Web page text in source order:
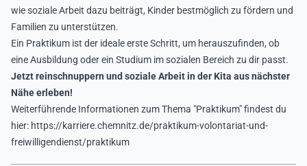
wie soziale Arbeit dazu beiträgt, Kinder bestmöglich zu fördern und
Familien zu unterstützen.
Ein Praktikum ist der ideale erste Schritt, um herauszufinden, ob
eine Ausbildung oder ein Studium im sozialen Bereich zu dir passt.
Jetzt reinschnuppern und soziale Arbeit in der Kita aus nächster
Nähe erleben!
Weiterführende Informationen zum Thema "Praktikum" findest du
hier: https://karriere.chemnitz.de/praktikum-volontariat-und-
freiwilligendienst/praktikum